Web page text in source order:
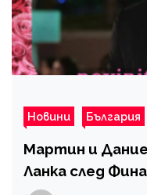
Новини България
Мартин и
Ланка след